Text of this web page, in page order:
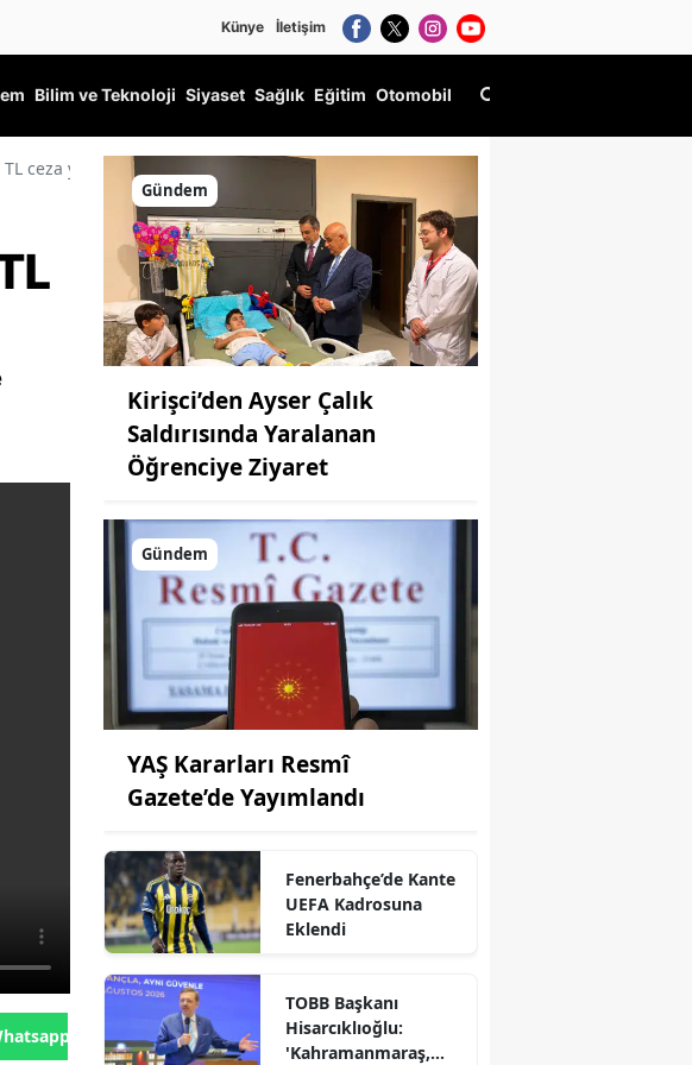
Künye İletişim
Bilim ve Teknoloji Siyaset Sağlık Eğitim Otomobil
ceza yazıldı
Gönder
Gündem
Kirişci’den Ayser Çalık
Saldırısında Yaralanan
Öğrenciye Ziyaret
Gündem
YAŞ Kararları Resmî
Gazete’de Yayımlandı
Fenerbahçe’de Kante
UEFA Kadrosuna
Eklendi
TOBB Başkanı
Hisarcıklıoğlu:
'Kahramanmaraş,